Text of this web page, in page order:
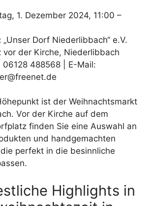
1. Dezember 2024, 11:00 –
„Unser Dorf Niederlibbach“ e.V.
vor der Kirche, Niederlibbach
06128 488568 | E-Mail:
ist der Weihnachtsmarkt
Vor der Kirche auf dem
finden Sie eine Auswahl an
und handgemachten
perfekt in die besinnliche
Highlights in